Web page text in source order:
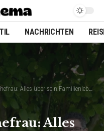
NACHRICHTEN
Alles über sein Familienleben & Partnerin
Alles